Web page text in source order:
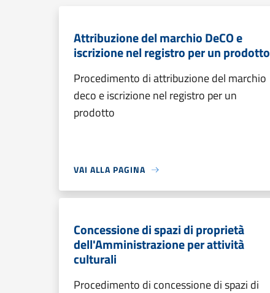
Attribuzione del marchio DeCO e
iscrizione nel registro per un prodotto
Procedimento di attribuzione del marchio
deco e iscrizione nel registro per un
prodotto
VAI ALLA PAGINA
Concessione di spazi di proprietà
dell'Amministrazione per attività
culturali
Procedimento di concessione di spazi di